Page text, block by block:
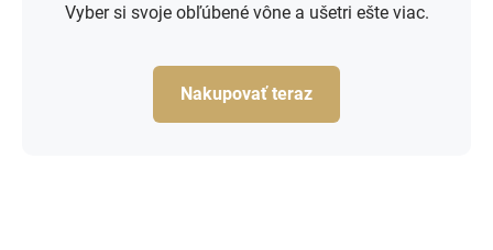
Vyber si svoje obľúbené vône a ušetri ešte viac.
Nakupovať teraz